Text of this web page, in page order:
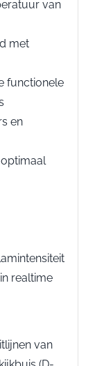
van
met
functionele
en
realtime
van